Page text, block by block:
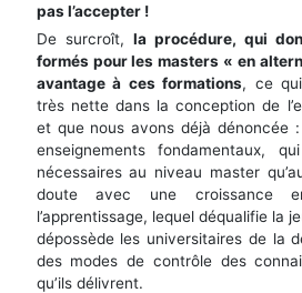
pas l’accepter !
De surcroît, la procédure, qui
formés pour les masters « en
avantage à ces formations, ce
très nette dans la conception de
et que nous avons déjà dénoncée
enseignements fondamentaux,
nécessaires au niveau master
doute avec une croissance
l’apprentissage, lequel déqualifie la
dépossède les universitaires de la
des modes de contrôle des
qu’ils délivrent.